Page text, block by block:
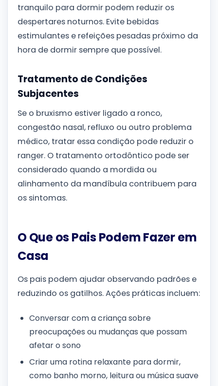
tranquilo para dormir podem reduzir os
despertares noturnos. Evite bebidas
estimulantes e refeições pesadas próximo da
hora de dormir sempre que possível.
Tratamento de Condições
Subjacentes
Se o bruxismo estiver ligado a ronco,
congestão nasal, refluxo ou outro problema
médico, tratar essa condição pode reduzir o
ranger. O tratamento ortodôntico pode ser
considerado quando a mordida ou
alinhamento da mandíbula contribuem para
os sintomas.
O Que os Pais Podem Fazer em
Casa
Os pais podem ajudar observando padrões e
reduzindo os gatilhos. Ações práticas incluem:
Conversar com a criança sobre
preocupações ou mudanças que possam
afetar o sono
Criar uma rotina relaxante para dormir,
como banho morno, leitura ou música suave